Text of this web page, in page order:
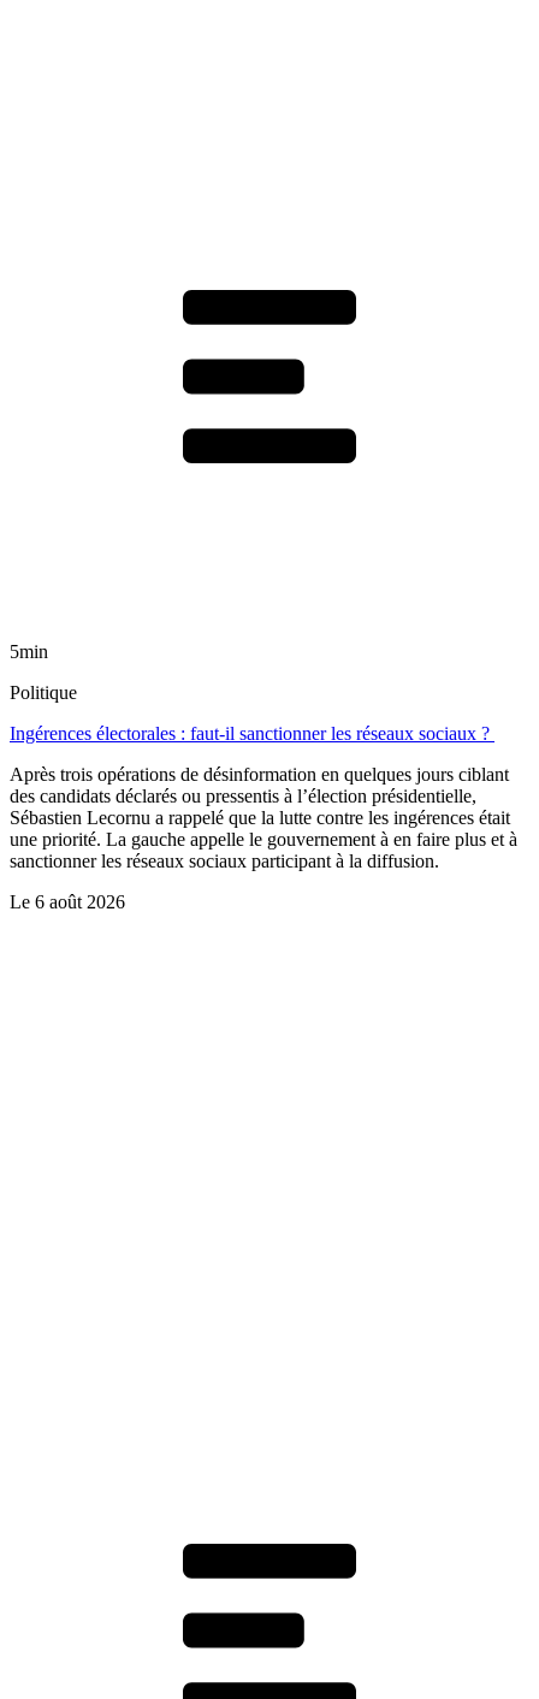
5min
Politique
Ingérences électorales : faut-il sanctionner les réseaux sociaux ?
Après trois opérations de désinformation en quelques jours ciblant
des candidats déclarés ou pressentis à l’élection présidentielle,
Sébastien Lecornu a rappelé que la lutte contre les ingérences était
une priorité. La gauche appelle le gouvernement à en faire plus et à
sanctionner les réseaux sociaux participant à la diffusion.
Le 6 août 2026